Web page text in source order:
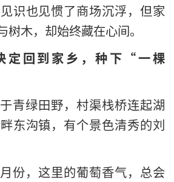
识也见惯了商场沉浮，但家
树木，却始终藏在心间。
定回到家乡，种下“一棵
青绿田野，村渠栈桥连起湖
东沟镇，有个景色清秀的刘
份，这里的葡萄香气，总会